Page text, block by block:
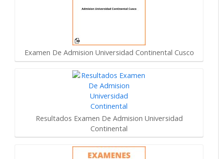
Examen De Admision Universidad Continental Cusco
Resultados Examen De Admision Universidad
Continental